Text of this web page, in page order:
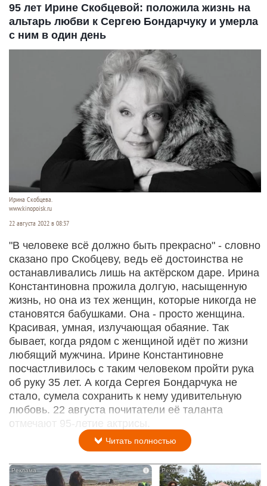
95 лет Ирине Скобцевой: положила жизнь на
альтарь любви к Сергею Бондарчуку и умерла
с ним в один день
Ирина Скобцева.
www.kinopoisk.ru
22 августа 2022 в 08:37
"В человеке всё должно быть прекрасно" - словно
сказано про Скобцеву, ведь её достоинства не
останавливались лишь на актёрском даре. Ирина
Константиновна прожила долгую, насыщенную
жизнь, но она из тех женщин, которые никогда не
становятся бабушками. Она - просто женщина.
Красивая, умная, излучающая обаяние. Так
бывает, когда рядом с женщиной идёт по жизни
любящий мужчина. Ирине Константиновне
посчастливилось с таким человеком пройти рука
об руку 35 лет. А когда Сергея Бондарчука не
стало, сумела сохранить к нему удивительную
любовь. 22 августа почитатели её таланта
отмечают 95-летие актрисы.
Читать полностью
i